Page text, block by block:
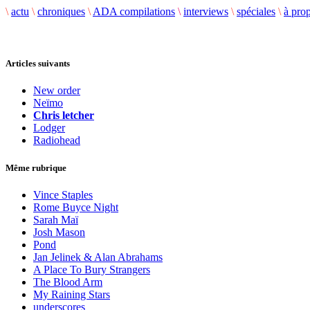
\ actu \ chroniques \ ADA compilations \ interviews \ spéciales \ à
Articles suivants
New order
Neïmo
Chris letcher
Lodger
Radiohead
Même rubrique
Vince Staples
Rome Buyce Night
Sarah Maï
Josh Mason
Pond
Jan Jelinek & Alan Abrahams
A Place To Bury Strangers
The Blood Arm
My Raining Stars
underscores